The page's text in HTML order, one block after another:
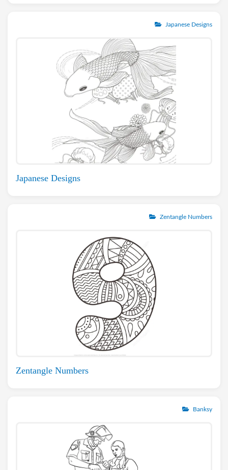
Japanese Designs
Japanese Designs
Zentangle Numbers
Zentangle Numbers
Banksy